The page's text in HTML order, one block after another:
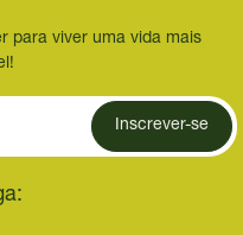
para viver uma vida mais
Inscrever-se